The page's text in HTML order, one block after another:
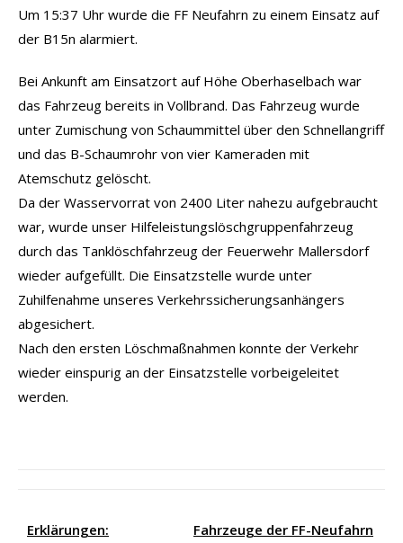
Um 15:37 Uhr wurde die FF Neufahrn zu einem Einsatz auf
der B15n alarmiert.
Bei Ankunft am Einsatzort auf Höhe Oberhaselbach war
das Fahrzeug bereits in Vollbrand. Das Fahrzeug wurde
unter Zumischung von Schaummittel über den Schnellangriff
und das B-Schaumrohr von vier Kameraden mit
Atemschutz gelöscht.
Da der Wasservorrat von 2400 Liter nahezu aufgebraucht
war, wurde unser Hilfeleistungslöschgruppenfahrzeug
durch das Tanklöschfahrzeug der Feuerwehr Mallersdorf
wieder aufgefüllt. Die Einsatzstelle wurde unter
Zuhilfenahme unseres Verkehrssicherungsanhängers
abgesichert.
Nach den ersten Löschmaßnahmen konnte der Verkehr
wieder einspurig an der Einsatzstelle vorbeigeleitet
werden.
Erklärungen:
Fahrzeuge der FF-Neufahrn